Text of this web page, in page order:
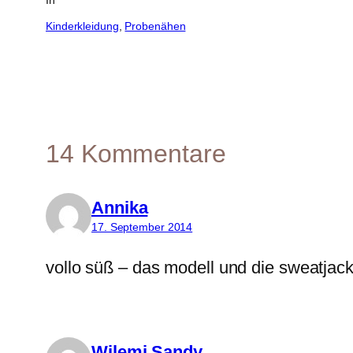
Kinderkleidung Probenähen
14 Kommentare
Annika
17. September 2014
vollo süß – das modell und die